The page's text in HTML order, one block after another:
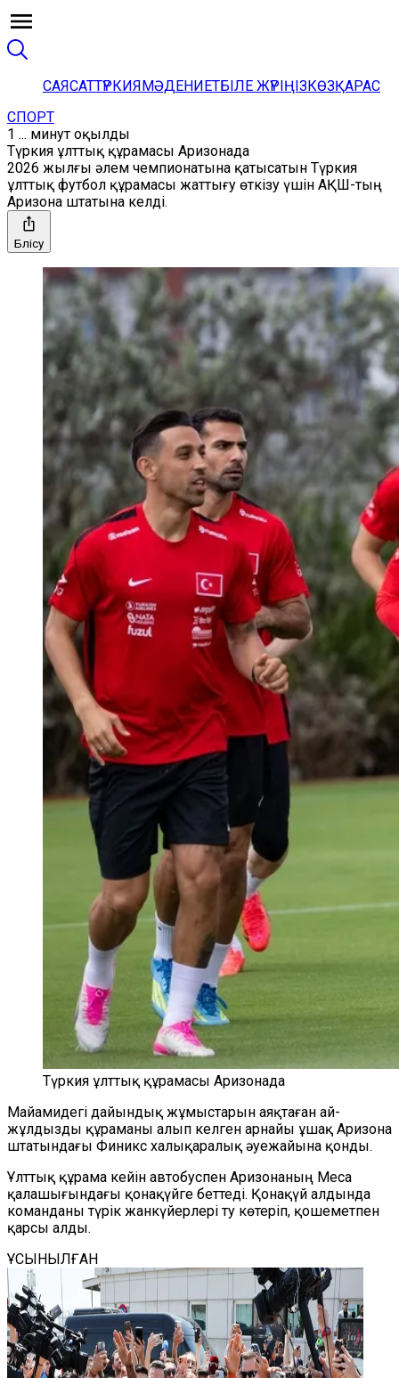
САЯСАТТҮРКИЯМӘДЕНИЕТБІЛЕ ЖҮРІҢІЗКӨЗҚАРАС
СПОРТ
1 ... минут оқылды
Түркия ұлттық құрамасы Аризонада
2026 жылғы әлем чемпионатына қатысатын Түркия
ұлттық футбол құрамасы жаттығу өткізу үшін АҚШ-тың
Аризона штатына келді.
Бөлісу
Түркия ұлттық құрамасы Аризонада
Майамидегі дайындық жұмыстарын аяқтаған ай-
жұлдызды құраманы алып келген арнайы ұшақ Аризона
штатындағы Финикс халықаралық әуежайына қонды.
Ұлттық құрама кейін автобуспен Аризонаның Меса
қалашығындағы қонақүйге беттеді. Қонақүй алдында
команданы түрік жанкүйерлері ту көтеріп, қошеметпен
қарсы алды.
ҰСЫНЫЛҒАН